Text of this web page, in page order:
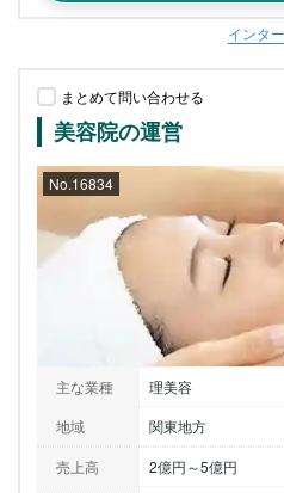
インタ
まとめて問い合わせる
美容院の運営
No.16834
主な業種
理美容
地域
関東地方
売上高
2億円～5億円